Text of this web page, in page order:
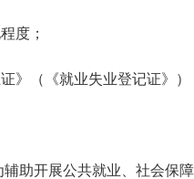
度；
（《就业失业登记证》）
开展公共就业、社会保障